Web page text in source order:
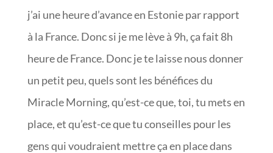
j’ai une heure d’avance en Estonie par rapport
à la France. Donc si je me lève à 9h, ça fait 8h
heure de France. Donc je te laisse nous donner
un petit peu, quels sont les bénéfices du
Miracle Morning, qu’est-ce que, toi, tu mets en
place, et qu’est-ce que tu conseilles pour les
gens qui voudraient mettre ça en place dans